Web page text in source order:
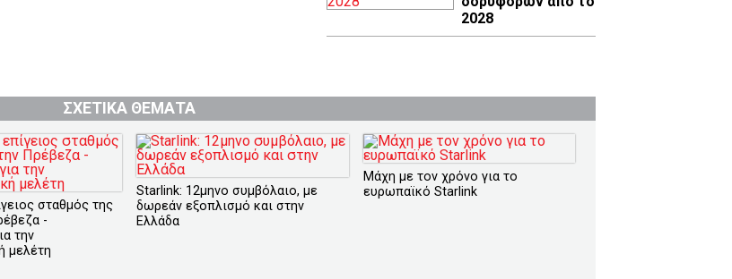
2028
ΣΧΕΤΙΚΑ ΘΕΜΑΤΑ
σταθμός της
-
την
μελέτη
Starlink: 12μηνο συμβόλαιο, με
δωρεάν εξοπλισμό και στην
Ελλάδα
Μάχη με τον χρόνο για το
ευρωπαϊκό Starlink